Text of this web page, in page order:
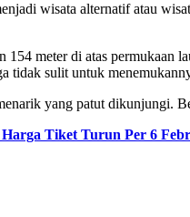
wisata alternatif atau
154 meter di atas
tidak sulit untuk
yang patut dikunjungi.
Tiket Turun Per 6